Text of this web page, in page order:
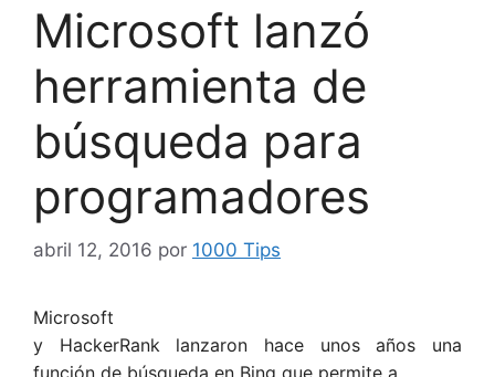
Microsoft lanzó
herramienta de
búsqueda para
programadores
abril 12, 2016 por 1000 Tips
Microsoft
y HackerRank lanzaron hace unos años una
función de búsqueda en Bing que permite a